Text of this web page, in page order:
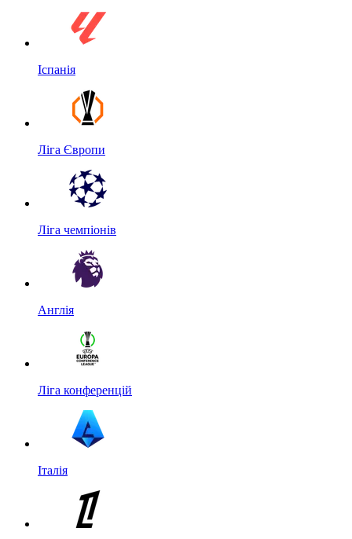
Іспанія
Ліга Європи
Ліга чемпіонів
Англія
Ліга конференцій
Італія